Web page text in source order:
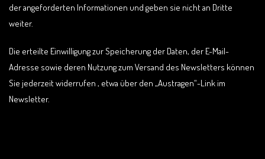
der angeforderten Informationen und geben sie nicht an Dritte
weiter.
Die erteilte Einwilligung zur Speicherung der Daten, der E-Mail-
Adresse sowie deren Nutzung zum Versand des Newsletters können
Sie jederzeit widerrufen , etwa über den „Austragen“-Link im
Newsletter.